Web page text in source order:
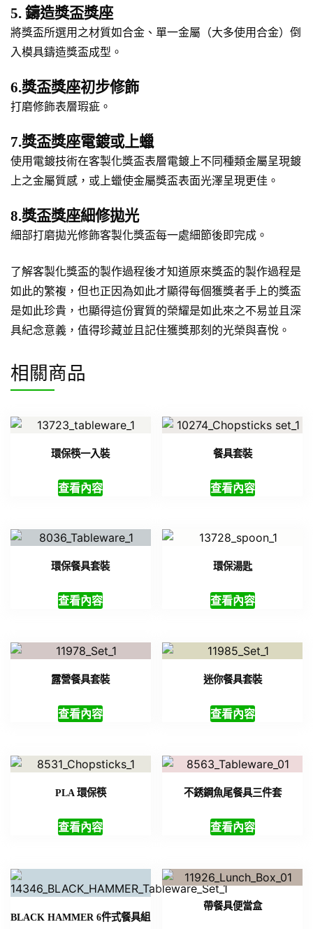
5. 鑄造獎盃獎座
將獎盃所選用之材質如合金、單一金屬（大多使用合金）倒
入模具鑄造獎盃成型。
6.獎盃獎座初步修飾
打磨修飾表層瑕疵。
7.獎盃獎座電鍍或上蠟
使用電鍍技術在客製化獎盃表層電鍍上不同種類金屬呈現鍍
上之金屬質感，或上蠟使金屬獎盃表面光澤呈現更佳。
8.獎盃獎座細修拋光
細部打磨拋光修飾客製化獎盃每一處細節後即完成。
了解客製化獎盃的製作過程後才知道原來獎盃的製作過程是
如此的繁複，但也正因為如此才顯得每個獲獎者手上的獎盃
是如此珍貴，也顯得這份實質的榮耀是如此來之不易並且深
具紀念意義，值得珍藏並且記住獲獎那刻的光榮與喜悅。
相關商品
環保筷一入裝
查看內容
餐具套裝
查看內容
環保餐具套裝
查看內容
環保湯匙
查看內容
露營餐具套裝
查看內容
迷你餐具套裝
查看內容
PLA 環保筷
查看內容
不銹鋼魚尾餐具三件套
查看內容
BLACK HAMMER 6件式餐具組
帶餐具便當盒